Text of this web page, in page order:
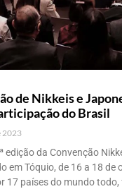
de Nikkeis e
do Brasil
2023
edição da Convenção
em Tóquio, de 16 a 18 de
17 países do mundo todo,